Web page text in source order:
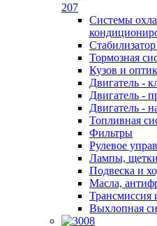
207
Системы
Тормозная
Кузов и
Двигатель -
Двигатель -
Двигатель -
Топливная
Фильтры
Рулевое
Лампы,
Подвеска и
Масла,
Трансмиссия
Выхлопная